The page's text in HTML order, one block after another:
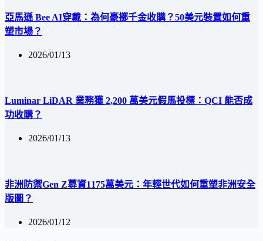
亞馬遜 Bee AI穿戴：為何豪擲千金收購？50美元裝置如何重
塑市場？
2026/01/13
Luminar LiDAR 業務獲 2,200 萬美元假馬投標：QCI 能否成
功收購？
2026/01/13
非洲防禦Gen Z募資1175萬美元：年輕世代如何重塑非洲安全
版圖？
2026/01/12